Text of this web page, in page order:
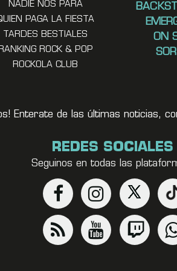
NADIE NOS PARA
PAGA LA FIESTA
TARDES BESTIALES
RANKING ROCK & POP
ROCKOLA CLUB
ON
Enterate de las últimas noticias,
REDES SOCIALES
Seguinos en todas las